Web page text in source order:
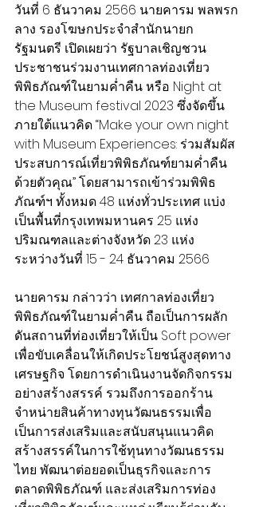
วันที่ 6 ธันวาคม 2566 นายคารม พลพรก
ลาง รองโฆษกประจำสำนักนายก
รัฐมนตรี เปิดเผยว่า รัฐบาลเชิญชวน
ประชาชนร่วมงานเทศกาลท่องเที่ยว
พิพิธภัณฑ์ในยามค่ำคืน หรือ Night at
the Museum festival 2023 ซึ่งจัดขึ้น
ภายใต้แนวคิด “Make your own night
with Museum Experiences: ร่วมสัมผัส
ประสบการณ์เที่ยวพิพิธภัณฑ์ยามค่ำคืน
ด้วยตัวคุณ” โดยสามารถเข้าร่วมพิพิธ
ภัณฑ์ฯ ทั้งหมด 48 แห่งทั่วประเทศ แบ่ง
เป็นพื้นที่กรุงเทพมหานคร 25 แห่ง
ปริมณฑลและต่างจังหวัด 23 แห่ง
ระหว่างวันที่ 15 - 24 ธันวาคม 2566
นายคารม กล่าวว่า เทศกาลท่องเที่ยว
พิพิธภัณฑ์ในยามค่ำคืน ถือเป็นการผลัก
ดันสถานที่ท่องเที่ยวให้เป็น Soft power
เพื่อขับเคลื่อนให้เกิดประโยชน์สูงสุดทาง
เศรษฐกิจ โดยการดำเนินงานจัดกิจกรรม
อย่างสร้างสรรค์ รวมถึงการออกร้าน
จำหน่ายสินค้าทางทุนวัฒนธรรมเพื่อ
เป็นการส่งเสริมและสนับสนุนแนวคิด
สร้างสรรค์ในการใช้ทุนทางวัฒนธรรม
ไทย พัฒนาต่อยอดเป็นธุรกิจและการ
ตลาดพิพิธภัณฑ์ และส่งเสริมการท่อง